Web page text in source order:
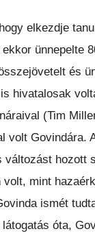
elkezdje
ünnepelte
és
hivatalosak
(Tim
volt Govindára.
hozott
mint
ismét
óta,